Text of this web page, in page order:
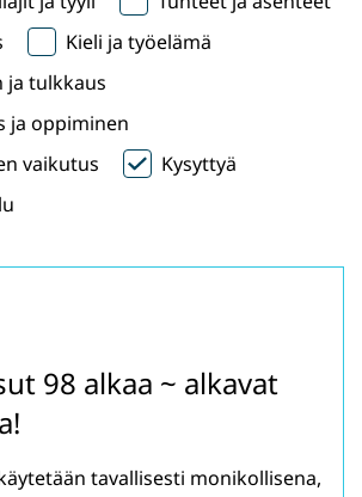
Kieli ja työelämä
ja tulkkaus
ja oppiminen
vaikutus
Kysyttyä
98 alkaa ~ alkavat
tavallisesti monikollisena,